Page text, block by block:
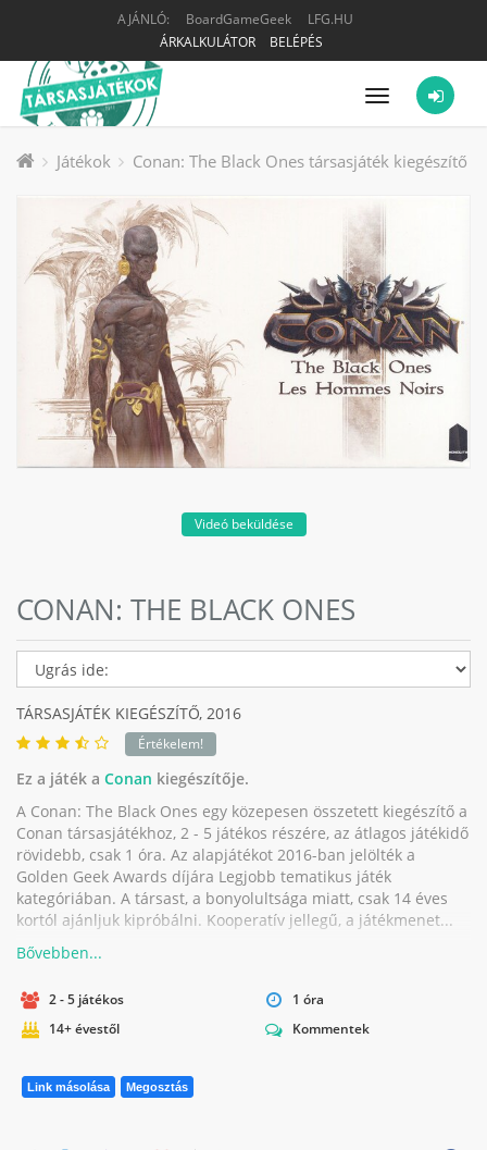
AJÁNLÓ: BoardGameGeek
LFG.HU
ÁRKALKULÁTOR
BELÉPÉS
Menü
Játékok Conan: The Black Ones társasjáték kiegészítő
Videó beküldése
CONAN: THE BLACK ONES
TÁRSASJÁTÉK KIEGÉSZÍTŐ, 2016
Értékelem!
Ez a játék a Conan kiegészítője.
A Conan: The Black Ones egy közepesen összetett kiegészítő a
Conan társasjátékhoz, 2 - 5 játékos részére, az átlagos játékidő
rövidebb, csak 1 óra. Az alapjátékot 2016-ban jelölték a
Golden Geek Awards díjára Legjobb tematikus játék
kategóriában. A társast, a bonyolultsága miatt, csak 14 éves
kortól ajánljuk kipróbálni. Kooperatív jellegű, a játékmenet...
2 - 5 játékos
1 óra
14+ évestől
Kommentek
Link másolása Megosztás